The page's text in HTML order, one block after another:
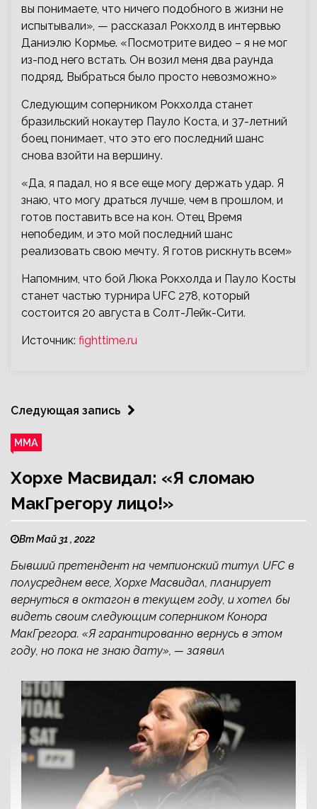
вы понимаете, что ничего подобного в жизни не
испытывали», — рассказал Рокхолд в интервью
Даниэлю Кормье. «Посмотрите видео – я не мог
из-под него встать. Он возил меня два раунда
подряд. Выбраться было просто невозможно»
Следующим соперником Рокхолда станет
бразильский нокаутер Пауло Коста, и 37-летний
боец понимает, что это его последний шанс
снова взойти на вершину.
«Да, я падал, но я все еще могу держать удар. Я
знаю, что могу драться лучше, чем в прошлом, и
готов поставить все на кон. Отец Время
непобедим, и это мой последний шанс
реализовать свою мечту. Я готов рискнуть всем»
Напомним, что бой Люка Рокхолда и Пауло Косты
станет частью турнира UFC 278, который
состоится 20 августа в Солт-Лейк-Сити.
Источник: fighttime.ru
Следующая запись
ММА
Хорхе Масвидал: «Я сломаю
МакГрегору лицо!»
Вт Май 31 , 2022
Бывший претендент на чемпионский титул UFC в
полусреднем весе, Хорхе Масвидал, планирует
вернуться в октагон в текущем году, и хотел бы
видеть своим следующим соперником Конора
МакГрегора. «Я гарантированно вернусь в этом
году, но пока не знаю дату», — заявил